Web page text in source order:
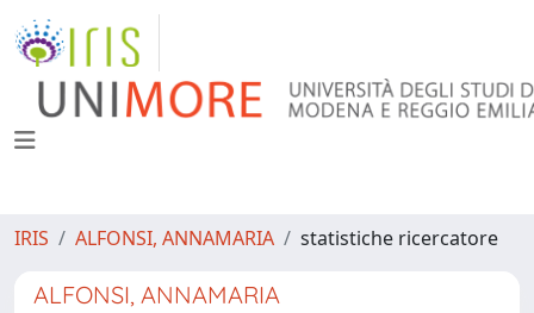
IRIS ALFONSI, ANNAMARIA statistiche ricercatore
ALFONSI, ANNAMARIA